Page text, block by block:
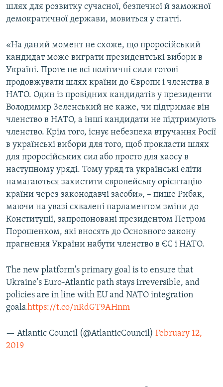
шлях для розвитку сучасної, безпечної й заможної
демократичної держави, мовиться у статті.
«На даний момент не схоже, що проросійський
кандидат може виграти президентські вибори в
Україні. Проте не всі політичні сили готові
продовжувати шлях країни до Європи і членства в
НАТО. Один із провідних кандидатів у президенти
Володимир Зеленський не каже, чи підтримає він
членство в НАТО, а інші кандидати не підтримують
членство. Крім того, існує небезпека втручання Росії
в українські вибори для того, щоб прокласти шлях
для проросійських сил або просто для хаосу в
наступному уряді. Тому уряд та українські еліти
намагаються захистити європейську орієнтацію
країни через законодавчі засоби», – пише Рибак,
маючи на увазі схвалені парламентом зміни до
Конституції, запропоновані президентом Петром
Порошенком, які вносять до Основного закону
прагнення України набути членство в ЄС і НАТО.
The new platform's primary goal is to ensure that
Ukraine's Euro-Atlantic path stays irreversible, and
policies are in line with EU and NATO integration
goals.https://t.co/nRdGT9AHnm
— Atlantic Council (@AtlanticCouncil) February 12,
2019